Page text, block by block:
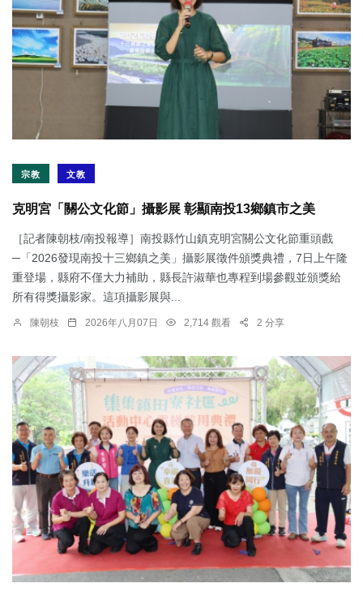
宗教 文教
克明宮「關公文化節」攝影展 彰顯南投13鄉鎮市之美
［記者陳朝枝/南投報導］南投縣竹山鎮克明宮關公文化節重頭戲
─「2026發現南投十三鄉鎮之美」攝影展徵件頒獎典禮，7日上午隆
重登場，縣府不僅大力補助，縣長許淑華也專程到場參觀並頒獎給
所有得獎攝影家。這項攝影展與...
陳朝枝 2026年八月07日 2,714 觀看 2 分享